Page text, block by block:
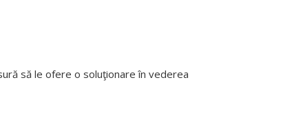
să le ofere o soluţionare în vederea